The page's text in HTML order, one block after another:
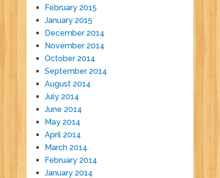
February 2015
January 2015
December 2014
November 2014
October 2014
September 2014
August 2014
July 2014
June 2014
May 2014
April 2014
March 2014
February 2014
January 2014